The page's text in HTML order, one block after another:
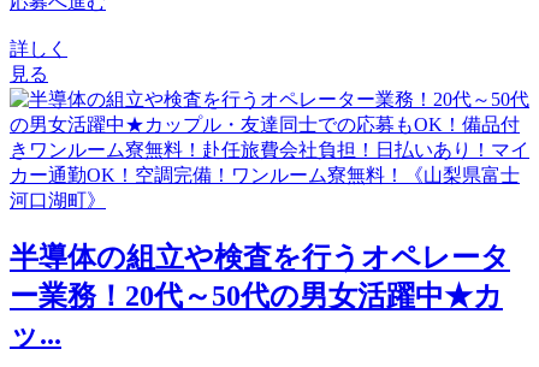
詳しく
見る
半導体の組立や検査を行うオペレータ
ー業務！20代～50代の男女活躍中★カ
ッ...